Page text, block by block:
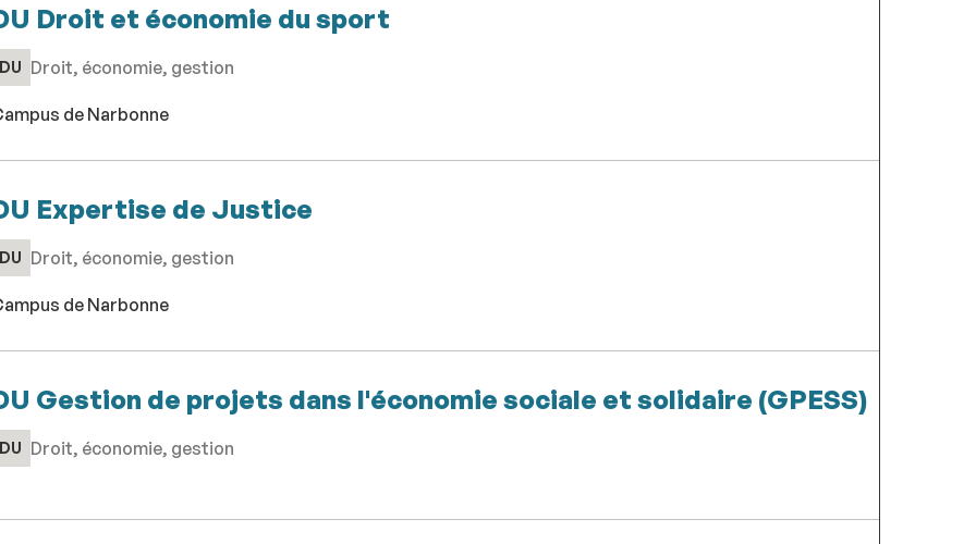
Droit et économie du sport
Droit, économie, gestion
de Narbonne
Expertise de Justice
Droit, économie, gestion
de Narbonne
Gestion de projets dans l'économie sociale et solidaire (GPESS)
Droit, économie, gestion